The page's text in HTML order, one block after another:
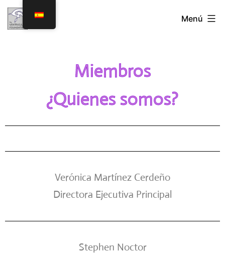
Menú
Miembros
¿Quienes somos?
Verónica Martínez Cerdeño
Directora Ejecutiva Principal
Stephen Noctor